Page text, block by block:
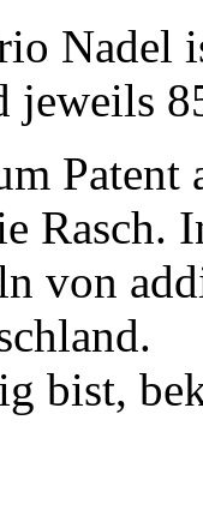
Nadel
jeweils
Patent
Rasch.
von
bist,